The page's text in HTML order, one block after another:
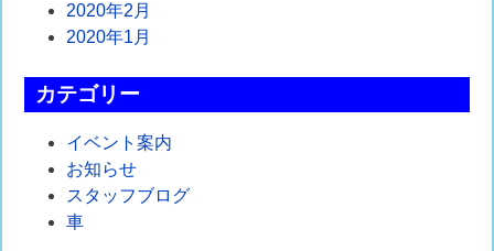
2020年2月
2020年1月
カテゴリー
イベント案内
お知らせ
スタッフブログ
車